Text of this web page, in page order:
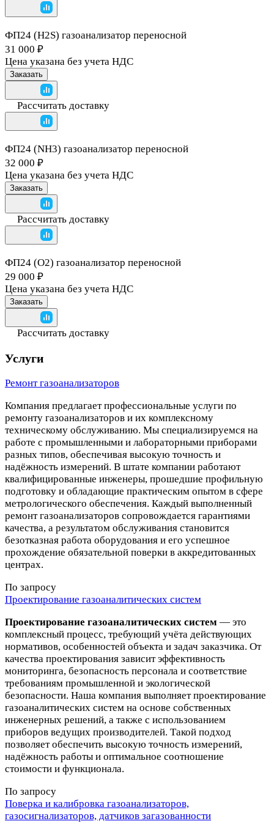
ФП24 (H2S) газоанализатор переносной
31 000 ₽
Цена указана без учета НДС
Заказать
Рассчитать доставку
ФП24 (NH3) газоанализатор переносной
32 000 ₽
Цена указана без учета НДС
Заказать
Рассчитать доставку
ФП24 (O2) газоанализатор переносной
29 000 ₽
Цена указана без учета НДС
Заказать
Рассчитать доставку
Услуги
Ремонт газоанализаторов
Компания предлагает профессиональные услуги по
ремонту газоанализаторов и их комплексному
техническому обслуживанию. Мы специализируемся на
работе с промышленными и лабораторными приборами
разных типов, обеспечивая высокую точность и
надёжность измерений. В штате компании работают
квалифицированные инженеры, прошедшие профильную
подготовку и обладающие практическим опытом в сфере
метрологического обеспечения. Каждый выполненный
ремонт газоанализаторов сопровождается гарантиями
качества, а результатом обслуживания становится
безотказная работа оборудования и его успешное
прохождение обязательной поверки в аккредитованных
центрах.
По запросу
Проектирование газоаналитических систем
Проектирование газоаналитических систем — это
комплексный процесс, требующий учёта действующих
нормативов, особенностей объекта и задач заказчика. От
качества проектирования зависит эффективность
мониторинга, безопасность персонала и соответствие
требованиям промышленной и экологической
безопасности. Наша компания выполняет проектирование
газоаналитических систем на основе собственных
инженерных решений, а также с использованием
приборов ведущих производителей. Такой подход
позволяет обеспечить высокую точность измерений,
надёжность работы и оптимальное соотношение
стоимости и функционала.
По запросу
Поверка и калибровка газоанализаторов,
газосигнализаторов, датчиков загазованности